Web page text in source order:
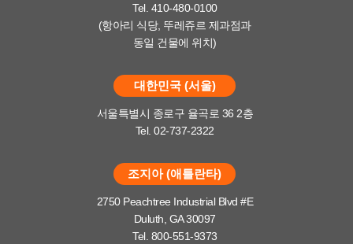
Tel. 410-480-0100
(항아리 식당, 뚜레쥬르 제과점과
동일 건물에 위치)
대한민국 (서울)
서울특별시 종로구 율곡로 36 2층
Tel. 02-737-2322
조지아 (애틀란타)
2750 Peachtree Industrial Blvd #E
Duluth, GA 30097
Tel. 800-551-9373